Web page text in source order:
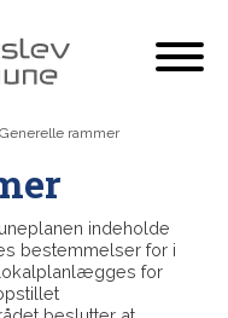
Generelle rammer
indeholde
bestemmelser for i
for